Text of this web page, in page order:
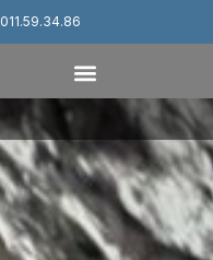
011.59.34.86